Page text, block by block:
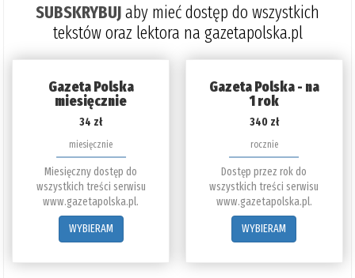
SUBSKRYBUJaby mieć dostęp do wszystkich
tekstów oraz lektora na gazetapolska.pl
Gazeta Polska
miesięcznie
34 zł
miesięcznie
Miesięczny dostęp do
wszystkich treści serwisu
www.gazetapolska.pl.
WYBIERAM
Gazeta Polska - na
1 rok
340 zł
rocznie
Dostęp przez rok do
wszystkich treści serwisu
www.gazetapolska.pl.
WYBIERAM